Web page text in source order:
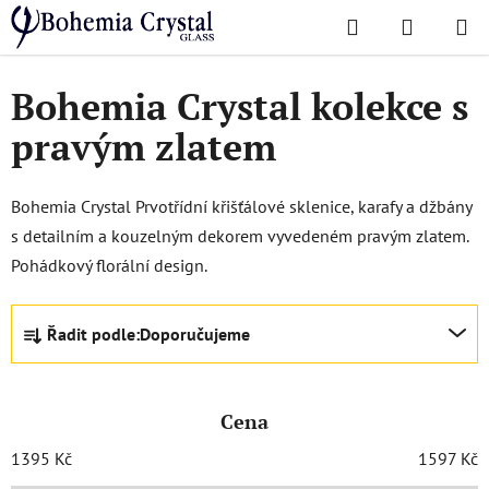
Přejít
na
obsah
Hledat
KOŠÍK
Domů
/ Oblíbené kolekce 43081
Bohemia Crystal kolekce s
pravým zlatem
Bohemia Crystal Prvotřídní křišťálové sklenice, karafy a džbány
s detailním a kouzelným dekorem vyvedeném pravým zlatem.
Pohádkový florální design.
Ř
z
í
Řadit podle:Doporučujeme
Cena
1395 Kč 1597 Kč